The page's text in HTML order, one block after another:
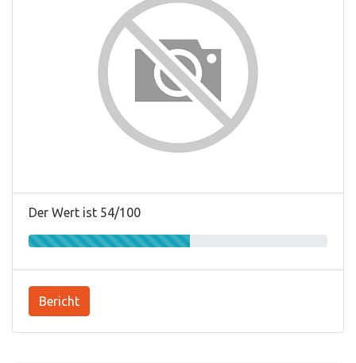
Der Wert ist 54/100
Bericht